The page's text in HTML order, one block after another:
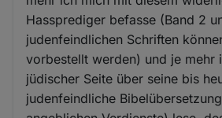
Hassprediger befasse (Band 2
judenfeindlichen Schriften
vorbestellt werden) und je mehr
jüdischer Seite über seine bis
judenfeindliche